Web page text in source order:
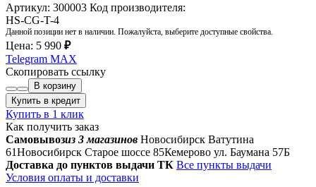
Артикул: 300003 Код производителя:
HS-CG-T-4
Данной позиции нет в наличии. Пожалуйста, выберите доступные свойства.
Цена: 5 990 ₽
Telegram MAX
Скопировать ссылку
В корзину
Купить в кредит
Купить в 1 клик
Как получить заказ
Самовывозиз 3 магазинов Новосибирск Ватутина
61Новосибирск Старое шоссе 85Кемерово ул. Баумана 57Б
Доставка до пунктов выдачи ТК Все пункты выдачи
Условия оплаты и доставки